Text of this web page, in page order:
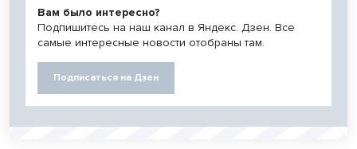
Вам было интересно?
Подпишитесь на наш канал в Яндекс. Дзен. Все
самые интересные новости отобраны там.
Подписаться на Дзен